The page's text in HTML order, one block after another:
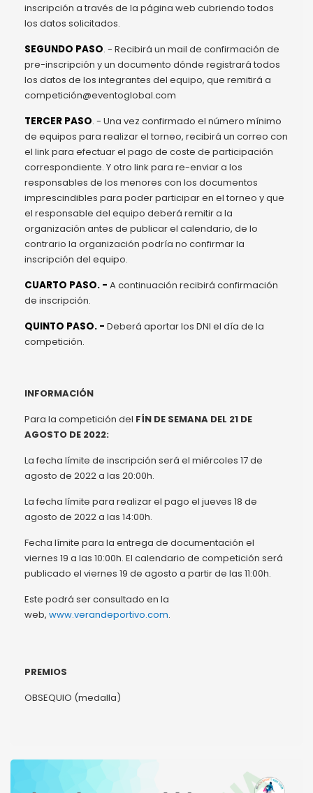
inscripción a través de la página web cubriendo todos
los datos solicitados.
SEGUNDO PASO. - Recibirá un mail de confirmación de
pre-inscripción y un documento dónde registrará todos
los datos de los integrantes del equipo, que remitirá a
competición@eventoglobal.com
TERCER PASO. - Una vez confirmado el número mínimo
de equipos para realizar el torneo, recibirá un correo con
el link para efectuar el pago de coste de participación
correspondiente. Y otro link para re-enviar a los
responsables de los menores con los documentos
imprescindibles para poder participar en el torneo y que
el responsable del equipo deberá remitir a la
organización antes de publicar el calendario, de lo
contrario la organización podría no confirmar la
inscripción del equipo.
CUARTO PASO. - A continuación recibirá confirmación
de inscripción.
QUINTO PASO. - Deberá aportar los DNI el día de la
competición.
INFORMACIÓN
Para la competición del FÍN DE SEMANA DEL 21 DE
AGOSTO DE 2022:
La fecha límite de inscripción será el miércoles 17 de
agosto de 2022 a las 20:00h.
La fecha límite para realizar el pago el jueves 18 de
agosto de 2022 a las 14:00h.
Fecha límite para la entrega de documentación el
viernes 19 a las 10:00h. El calendario de competición será
publicado el viernes 19 de agosto a partir de las 11:00h.
Este podrá ser consultado en la
web, www.verandeportivo.com.
PREMIOS
OBSEQUIO (medalla)